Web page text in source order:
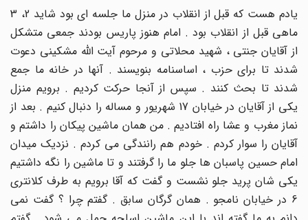
یادم هست که قبل از انقلاب در منزل ما جلسه ای بود شاید 2، 3
ماهی قبل از انقلاب بود . امام هنوز پاریس بودند جمعی متشکل
از آقایان جنتی ، شهید محلاتی و مرحوم آیت الله مشکینی دعوت
شدند تا برای حزب ، اساسنامه بنویسند . آنها در خانه ما جمع
شدند تا بحث کنند . سپس از آنجا حرکت کردیم . برویم منزل
یکی از آقایان در خیابان 17 شهریور و مساله را دنبال کنیم . بعد از
نماز مغرب و عشا راه افتادیم . من همان ماشین پیکان را داشتم و
آقایان را سوار کردم . خودم هم رانندگی می کردم . نزدیک میدان
امام حسین پاسبان ها جلو ما را گرفتند و تا ماشین را نگه داشتیم
یکی شان پرید جلو نشست و گفت که آقا برویم به طرف کلانتری
6 در خیابان نامجو . همان گرگان سابق . گفتم چرا ؟ گفت نمی